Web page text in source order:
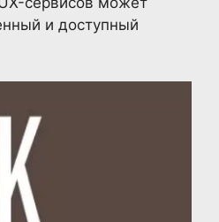
и доступный